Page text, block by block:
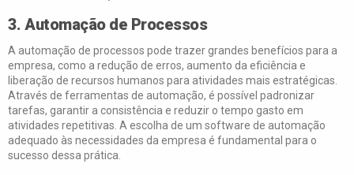
3. Automação de Processos
A automação de processos pode trazer grandes benefícios para a
empresa, como a redução de erros, aumento da eficiência e
liberação de recursos humanos para atividades mais estratégicas.
Através de ferramentas de automação, é possível padronizar
tarefas, garantir a consistência e reduzir o tempo gasto em
atividades repetitivas. A escolha de um software de automação
adequado às necessidades da empresa é fundamental para o
sucesso dessa prática.